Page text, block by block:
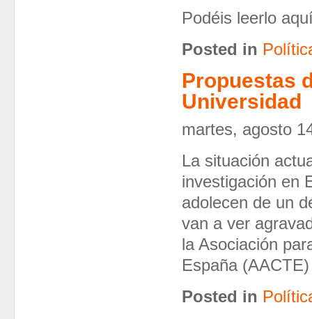
Podéis leerlo
Posted in
Propuestas
Universidad
martes, agosto
La situación
investigación en
adolecen de un
van a ver
la Asociación
España
Posted in